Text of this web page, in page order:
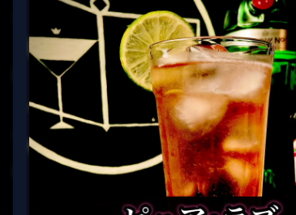
ピュア・ラブ（Pure Love）